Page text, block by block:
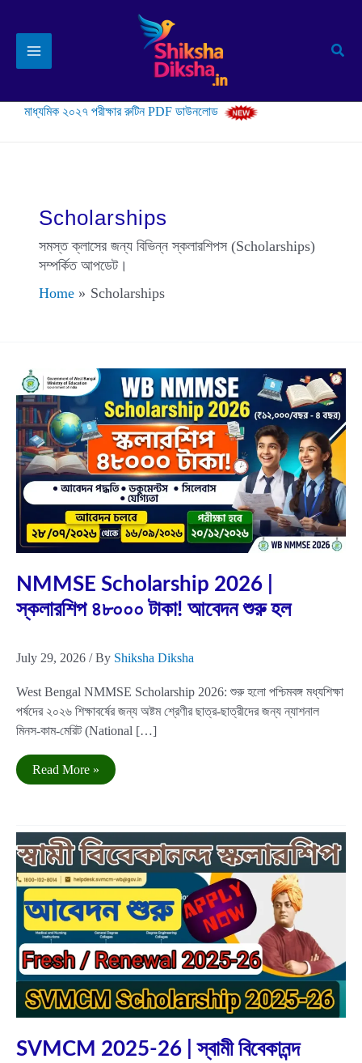
content
মাধ্যমিক ২০২৭ পরীক্ষার রুটিন PDF ডাউনলোড
Scholarships
সমস্ত ক্লাসের জন্য বিভিন্ন স্কলারশিপস (Scholarships)
সম্পর্কিত আপডেট।
Home
Scholarships
NMMSE Scholarship 2026 |
স্কলারশিপ ৪৮০০০ টাকা! আবেদন শুরু হল
July 29, 2026 / By Shiksha Diksha
West Bengal NMMSE Scholarship 2026: শুরু হলো পশ্চিমবঙ্গ মধ্যশিক্ষা
পর্ষদের ২০২৬ শিক্ষাবর্ষের জন্য অষ্টম শ্রেণীর ছাত্র-ছাত্রীদের জন্য ন্যাশনাল
মিনস-কাম-মেরিট (National […]
NMMSE
Scholarship
৪৮০০০
টাকা!
আবেদন
শুরু
হল
Read More »
SVMCM 2025-26 | স্বামী বিবেকানন্দ